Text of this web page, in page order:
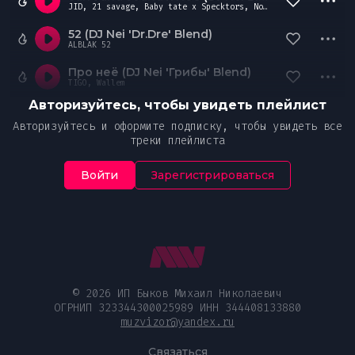
JID, 21 savage, Baby tate x Specktors, Nonsens feat. Djmes Braun
52 (DJ Nei 'Dr.Dre' Blend)
ALBLAK 52
Про неё (DJ Nei 'Грибы' Blend)
TIGO, Wallem
Авторизуйтесь, чтобы увидеть плейлист
Авторизуйтесь и оформите подписку, чтобы увидеть все
треки плейлиста
Войти Зарегистрироваться
© 2026 ИП Быков Михаил Николаевич
ОГРНИП 323344300025989 ИНН 344408133880
muzvizor@yandex.ru
Связаться